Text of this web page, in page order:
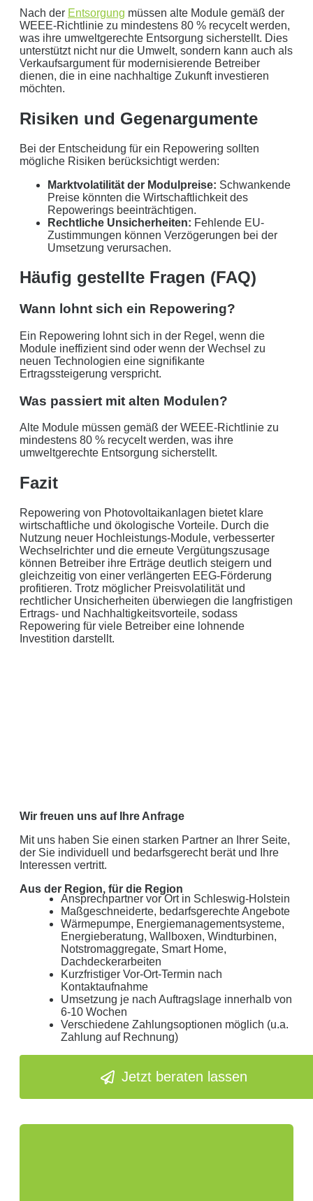
Nach der Entsorgung müssen alte Module gemäß der
WEEE-Richtlinie zu mindestens 80 % recycelt werden,
was ihre umweltgerechte Entsorgung sicherstellt. Dies
unterstützt nicht nur die Umwelt, sondern kann auch als
Verkaufsargument für modernisierende Betreiber
dienen, die in eine nachhaltige Zukunft investieren
möchten.
Risiken und Gegenargumente
Bei der Entscheidung für ein Repowering sollten
mögliche Risiken berücksichtigt werden:
Marktvolatilität der Modulpreise: Schwankende
Preise könnten die Wirtschaftlichkeit des
Repowerings beeinträchtigen.
Rechtliche Unsicherheiten: Fehlende EU-
Zustimmungen können Verzögerungen bei der
Umsetzung verursachen.
Häufig gestellte Fragen (FAQ)
Wann lohnt sich ein Repowering?
Ein Repowering lohnt sich in der Regel, wenn die
Module ineffizient sind oder wenn der Wechsel zu
neuen Technologien eine signifikante
Ertragssteigerung verspricht.
Was passiert mit alten Modulen?
Alte Module müssen gemäß der WEEE-Richtlinie zu
mindestens 80 % recycelt werden, was ihre
umweltgerechte Entsorgung sicherstellt.
Fazit
Repowering von Photovoltaikanlagen bietet klare
wirtschaftliche und ökologische Vorteile. Durch die
Nutzung neuer Hochleistungs-Module, verbesserter
Wechselrichter und die erneute Vergütungszusage
können Betreiber ihre Erträge deutlich steigern und
gleichzeitig von einer verlängerten EEG-Förderung
profitieren. Trotz möglicher Preisvolatilität und
rechtlicher Unsicherheiten überwiegen die langfristigen
Ertrags- und Nachhaltigkeitsvorteile, sodass
Repowering für viele Betreiber eine lohnende
Investition darstellt.
Wir freuen uns auf Ihre Anfrage
Mit uns haben Sie einen starken Partner an Ihrer Seite,
der Sie individuell und bedarfsgerecht berät und Ihre
Interessen vertritt.
Aus der Region, für die Region
Ansprechpartner vor Ort in Schleswig-Holstein
Maßgeschneiderte, bedarfsgerechte Angebote
Wärmepumpe, Energiemanagementsysteme,
Energieberatung, Wallboxen, Windturbinen,
Notstromaggregate, Smart Home,
Dachdeckerarbeiten
Kurzfristiger Vor-Ort-Termin nach
Kontaktaufnahme
Umsetzung je nach Auftragslage innerhalb von
6-10 Wochen
Verschiedene Zahlungsoptionen möglich (u.a.
Zahlung auf Rechnung)
Jetzt beraten lassen